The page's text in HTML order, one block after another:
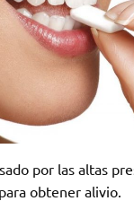
por las altas
obtener alivio.